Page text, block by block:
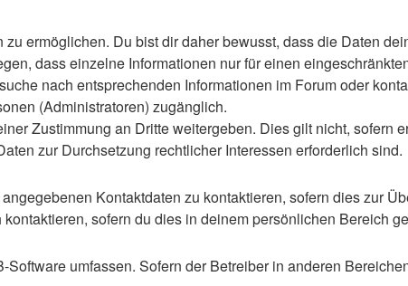
ermöglichen. Du bist dir daher bewusst, dass die Daten
dass einzelne Informationen nur für einen
nach entsprechenden Informationen im Forum oder
(Administratoren) zugänglich.
Zustimmung an Dritte weitergeben. Dies gilt nicht, sofern
zur Durchsetzung rechtlicher Interessen erforderlich sind.
Kontaktdaten zu kontaktieren, sofern dies zur
sofern du dies in deinem persönlichen Bereich
umfassen. Sofern der Betreiber in anderen